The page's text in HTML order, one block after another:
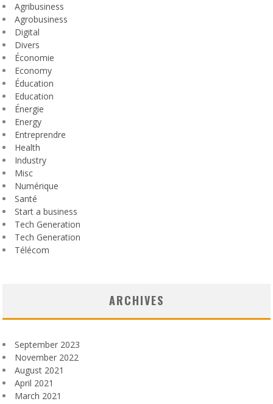
Agribusiness
Agrobusiness
Digital
Divers
Économie
Economy
Éducation
Education
Énergie
Energy
Entreprendre
Health
Industry
Misc
Numérique
Santé
Start a business
Tech Generation
Tech Generation
Télécom
ARCHIVES
September 2023
November 2022
August 2021
April 2021
March 2021